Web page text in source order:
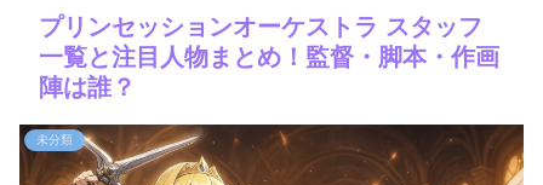
プリンセッションオーケストラ スタッフ
一覧と注目人物まとめ！監督・脚本・作画
陣は誰？
未分類